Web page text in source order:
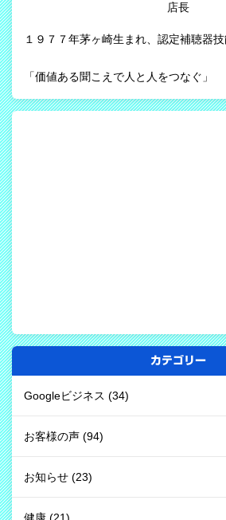
店長
１９７７年茅ヶ崎生まれ、認定補聴器技
「価値ある聞こえで人と人をつなぐ」
カテゴリー
Googleビジネス (34)
お客様の声 (94)
お知らせ (23)